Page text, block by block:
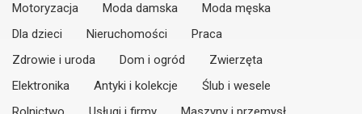
Motoryzacja Moda damska
Moda męska
Dla dzieci
Nieruchomości
Praca
Zdrowie i uroda
Dom i ogród
Zwierzęta
Elektronika
Antyki i kolekcje
Ślub i wesele